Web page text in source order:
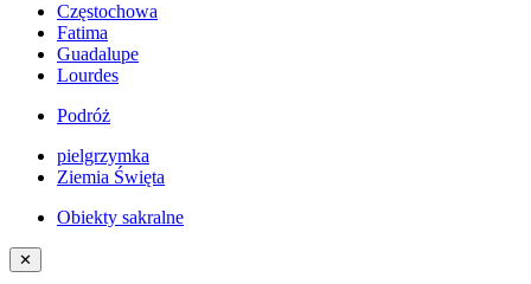
Częstochowa
Fatima
Guadalupe
Lourdes
Podróż
pielgrzymka
Ziemia Święta
Obiekty sakralne
✕